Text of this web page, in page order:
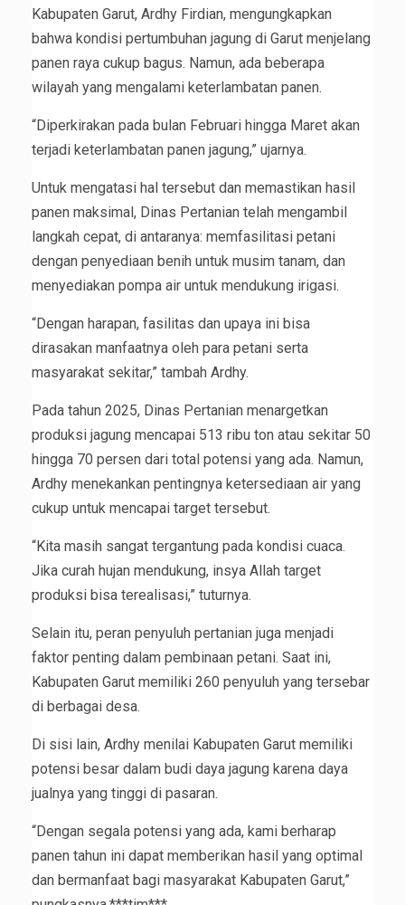
Kabupaten Garut, Ardhy Firdian, mengungkapkan
bahwa kondisi pertumbuhan jagung di Garut menjelang
panen raya cukup bagus. Namun, ada beberapa
wilayah yang mengalami keterlambatan panen.
“Diperkirakan pada bulan Februari hingga Maret akan
terjadi keterlambatan panen jagung,” ujarnya.
Untuk mengatasi hal tersebut dan memastikan hasil
panen maksimal, Dinas Pertanian telah mengambil
langkah cepat, di antaranya: memfasilitasi petani
dengan penyediaan benih untuk musim tanam, dan
menyediakan pompa air untuk mendukung irigasi.
“Dengan harapan, fasilitas dan upaya ini bisa
dirasakan manfaatnya oleh para petani serta
masyarakat sekitar,” tambah Ardhy.
Pada tahun 2025, Dinas Pertanian menargetkan
produksi jagung mencapai 513 ribu ton atau sekitar 50
hingga 70 persen dari total potensi yang ada. Namun,
Ardhy menekankan pentingnya ketersediaan air yang
cukup untuk mencapai target tersebut.
“Kita masih sangat tergantung pada kondisi cuaca.
Jika curah hujan mendukung, insya Allah target
produksi bisa terealisasi,” tuturnya.
Selain itu, peran penyuluh pertanian juga menjadi
faktor penting dalam pembinaan petani. Saat ini,
Kabupaten Garut memiliki 260 penyuluh yang tersebar
di berbagai desa.
Di sisi lain, Ardhy menilai Kabupaten Garut memiliki
potensi besar dalam budi daya jagung karena daya
jualnya yang tinggi di pasaran.
“Dengan segala potensi yang ada, kami berharap
panen tahun ini dapat memberikan hasil yang optimal
dan bermanfaat bagi masyarakat Kabupaten Garut,”